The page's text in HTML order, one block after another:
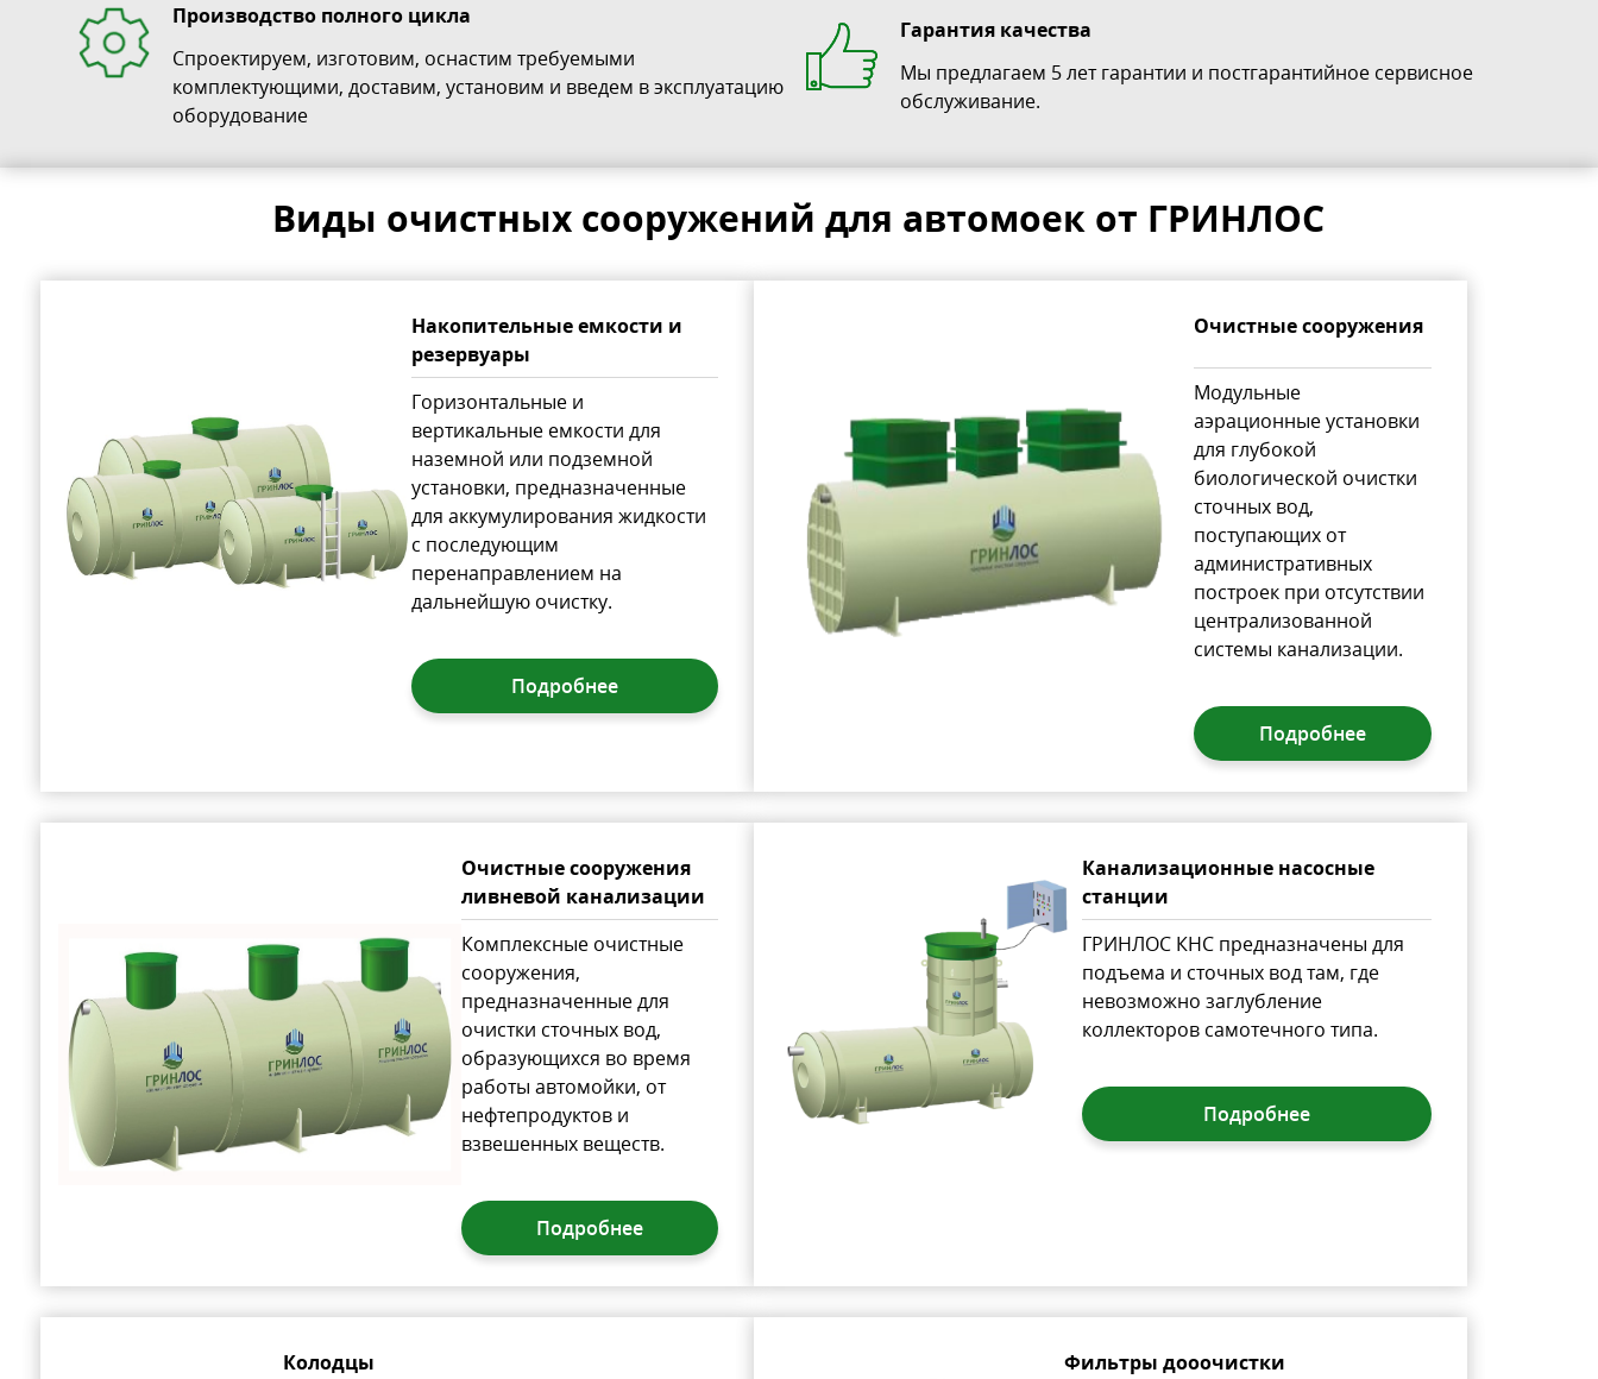
Производство полного цикла
Спроектируем, изготовим, оснастим требуемыми
комплектующими, доставим, установим и введем в эксплуатацию
оборудование
Гарантия качества
Мы предлагаем 5 лет гарантии и постгарантийное сервисное
обслуживание.
Виды очистных сооружений для автомоек от ГРИНЛОС
Накопительные емкости и
резервуары
Горизонтальные и
вертикальные емкости для
наземной или подземной
установки, предназначенные
для аккумулирования жидкости
с последующим
перенаправлением на
дальнейшую очистку.
Подробнее
Очистные сооружения
Модульные
аэрационные установки
для глубокой
биологической очистки
сточных вод,
поступающих от
административных
построек при отсутствии
централизованной
системы канализации.
Подробнее
Очистные сооружения
ливневой канализации
Комплексные очистные
сооружения,
предназначенные для
очистки сточных вод,
образующихся во время
работы автомойки, от
нефтепродуктов и
взвешенных веществ.
Подробнее
Канализационные насосные
станции
ГРИНЛОС КНС предназначены для
подъема и сточных вод там, где
невозможно заглубление
коллекторов самотечного типа.
Подробнее
Колодцы Фильтры дооочистки